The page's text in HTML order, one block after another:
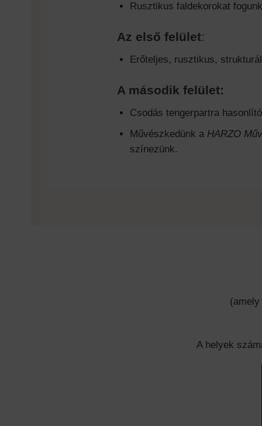
Rusztikus faldekorokat
Az első felület:
Erőteljes, rusztikus,
A második felület:
Csodás tengerpartra
Művészkedünk a HARZO
színezünk.
A helyek